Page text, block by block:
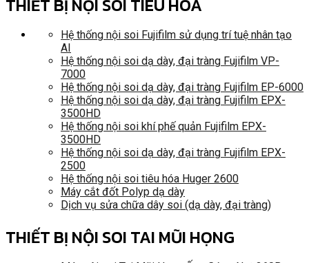
THIẾT BỊ NỘI SOI TIÊU HÓA
Hệ thống nội soi Fujifilm sử dụng trí tuệ nhân tạo
AI
Hệ thống nội soi dạ dày, đại tràng Fujifilm VP-
7000
Hệ thống nội soi dạ dày, đại tràng Fujifilm EP-6000
Hệ thống nội soi dạ dày, đại tràng Fujifilm EPX-
3500HD
Hệ thống nội soi khí phế quản Fujifilm EPX-
3500HD
Hệ thống nội soi dạ dày, đại tràng Fujifilm EPX-
2500
Hệ thống nội soi tiêu hóa Huger 2600
Máy cắt đốt Polyp dạ dày
Dịch vụ sửa chữa dây soi (dạ dày, đại tràng)
THIẾT BỊ NỘI SOI TAI MŨI HỌNG